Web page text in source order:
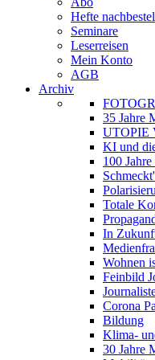
Hefte
Seminare
Leserreisen
Mein Konto
AGB
Archiv
35 Jahre
UTOPIE
KI und
100
Totale
In
Wohnen
Feinbild
Corona
Bildung
Klima-
30 Jahre